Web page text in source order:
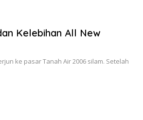
Kelebihan All New
ke pasar Tanah Air 2006 silam. Setelah